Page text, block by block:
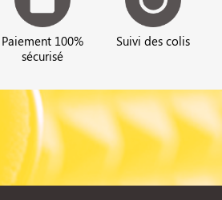
Paiement 100%
sécurisé
Suivi des colis